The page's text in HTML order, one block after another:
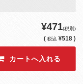
¥471(税別)
( 税込 ¥518 )